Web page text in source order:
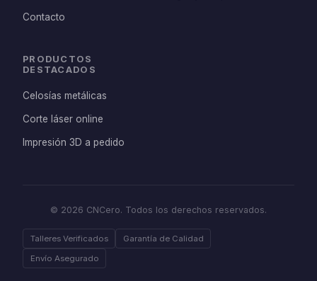
Contacto
PRODUCTOS
DESTACADOS
Celosías metálicas
Corte láser online
Impresión 3D a pedido
© 2026 CNCero. Todos los derechos reservados.
Talleres Verificados
Garantía de Calidad
Envío Asegurado